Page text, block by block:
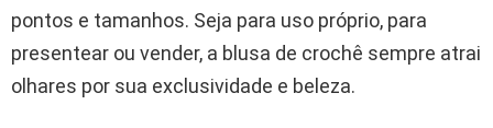
pontos e tamanhos. Seja para uso próprio, para
presentear ou vender, a blusa de crochê sempre atrai
olhares por sua exclusividade e beleza.